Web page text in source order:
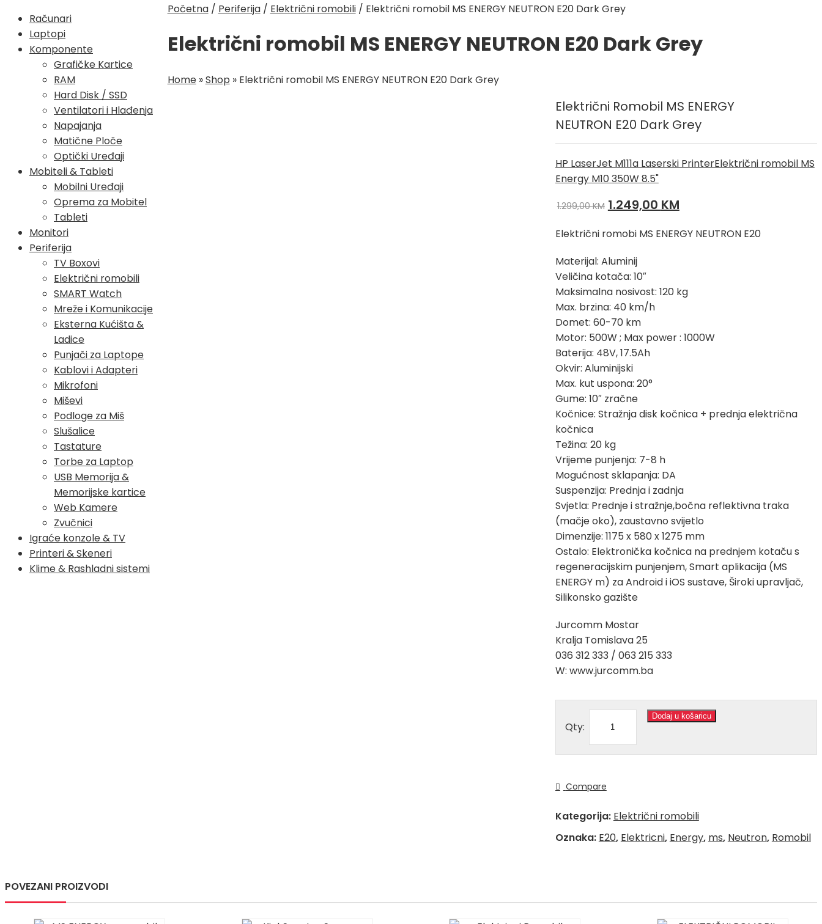
Računari
Laptopi
Komponente
Grafičke Kartice
RAM
Hard Disk / SSD
Ventilatori i Hlađenja
Napajanja
Matične Ploče
Optički Uređaji
Mobiteli & Tableti
Mobilni Uređaji
Oprema za Mobitel
Tableti
Monitori
Periferija
TV Boxovi
Električni romobili
SMART Watch
Mreže i Komunikacije
Eksterna Kućišta &
Ladice
Punjači za Laptope
Kablovi i Adapteri
Mikrofoni
Miševi
Podloge za Miš
Slušalice
Tastature
Torbe za Laptop
USB Memorija &
Memorijske kartice
Web Kamere
Zvučnici
Igraće konzole & TV
Printeri & Skeneri
Klime & Rashladni sistemi
Početna/ Periferija/ Električni romobili/ Električni romobil MS ENERGY NEUTRON E20 Dark Grey
Električni romobil MS ENERGY NEUTRON E20 Dark Grey
Home»Shop » Električni romobil MS ENERGY NEUTRON E20 Dark Grey
Električni Romobil MS ENERGY
NEUTRON E20 Dark Grey
HP LaserJet M111a Laserski PrinterElektrični romobil MS
Energy M10 350W 8.5"
1.299,00KM Izvorna
bila
je:
1.299,00 KM.
1.249,00 KMTrenutna
je:
Električni romobi MS ENERGY NEUTRON E20
Materijal: Aluminij
Veličina kotača: 10″
Maksimalna nosivost: 120 kg
Max. brzina: 40 km/h
Domet: 60-70 km
Motor: 500W ; Max power : 1000W
Baterija: 48V, 17.5Ah
Okvir: Aluminijski
Max. kut uspona: 20°
Gume: 10″ zračne
Kočnice: Stražnja disk kočnica + prednja električna
kočnica
Težina: 20 kg
Vrijeme punjenja: 7-8 h
Mogućnost sklapanja: DA
Suspenzija: Prednja i zadnja
Svjetla: Prednje i stražnje,bočna reflektivna traka
(mačje oko), zaustavno svijetlo
Dimenzije: 1175 x 580 x 1275 mm
Ostalo: Elektronička kočnica na prednjem kotaču s
regeneracijskim punjenjem, Smart aplikacija (MS
ENERGY m) za Android i iOS sustave, Široki upravljač,
Silikonsko gazište
Jurcomm Mostar
Kralja Tomislava 25
036 312 333 / 063 215 333
W: www.jurcomm.ba
Qty:
Dodaj u košaricu
Compare
Kategorija: Električni romobili
Oznaka: E20, Elektricni, Energy, ms, Neutron, Romobil
POVEZANI PROIZVODI